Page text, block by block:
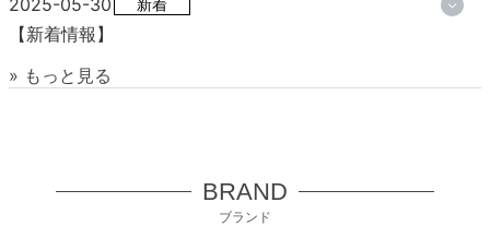
【新着情報】
» もっと見る
BRAND
ブランド